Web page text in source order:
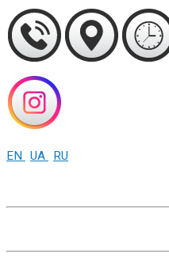
EN UA RU